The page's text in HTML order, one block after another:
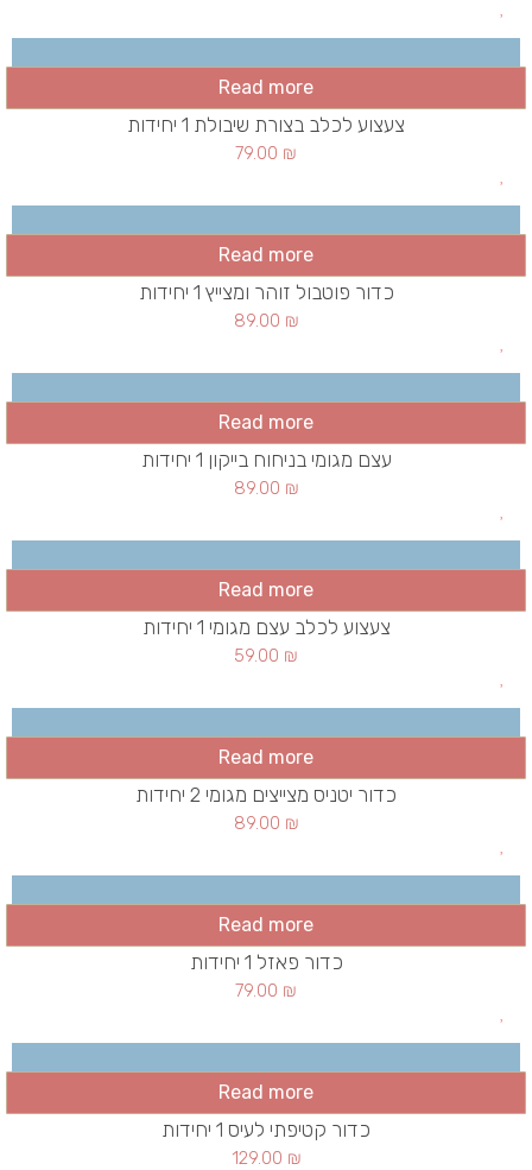
Read more
צעצוע לכלב בצורת שיבולת 1 יחידות
79.00 ₪
Read more
כדור פוטבול זוהר ומצייץ 1 יחידות
89.00 ₪
Read more
עצם מגומי בניחוח בייקון 1 יחידות
89.00 ₪
Read more
צעצוע לכלב עצם מגומי 1 יחידות
59.00 ₪
Read more
כדור יטניס מצייצים מגומי 2 יחידות
89.00 ₪
Read more
כדור פאזל 1 יחידות
79.00 ₪
Read more
כדור קטיפתי לעיס 1 יחידות
129.00 ₪